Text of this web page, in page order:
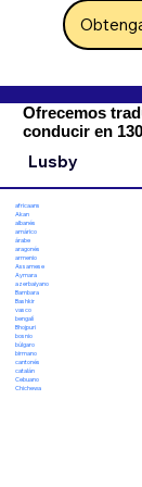
Ofrecemos
conducir en
Lusby
africaans
Akan
albanés
amárico
árabe
aragonés
armenio
Assamese
Aymara
azerbaiyano
Bambara
Bashkir
vasco
bengalí
Bhojpuri
bosnio
búlgaro
birmano
cantonés
catalán
Cebuano
Chichewa